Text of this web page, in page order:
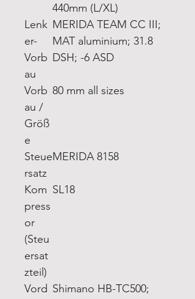
440mm (L/XL)
Lenk
er-
Vorb
au
MERIDA TEAM CC III;
MAT aluminium; 31.8
DSH; -6 ASD
Vorb
au /
Größ
e
80 mm all sizes
Steue
rsatz
MERIDA 8158
Kom
press
or
(Steu
ersat
zteil)
SL18
Vord Shimano HB-TC500;